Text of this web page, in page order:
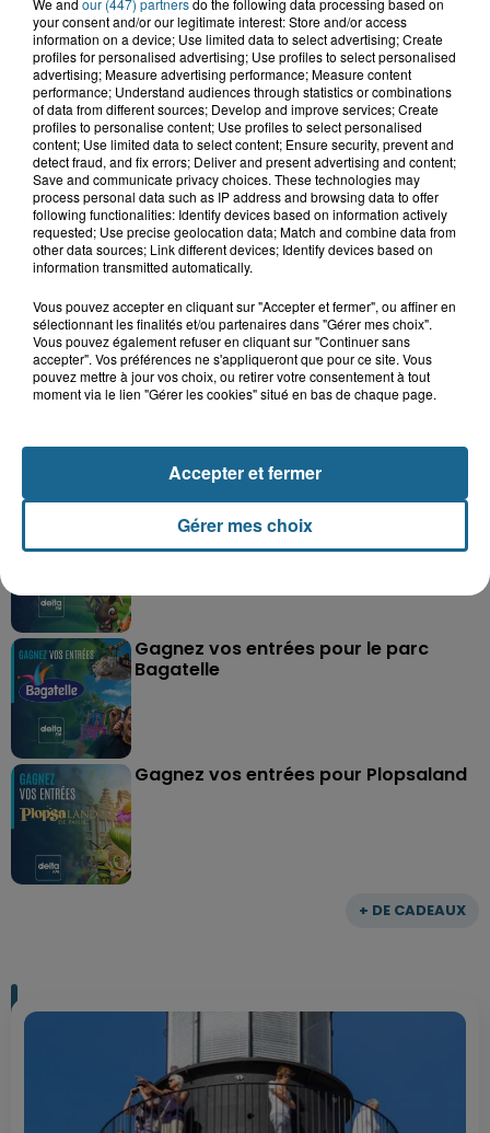
A GAGNER
+ DE CADEAUX
Grand jeu de l'été : les cabines de plages
Gagnez vos entrées pour Dennlys
Parc
Gagnez vos entrées pour le parc
Bagatelle
Gagnez vos entrées pour Plopsaland
your consent and/or our legitimate interest: Store and/or access
information on a device; Use limited data to select advertising; Create
profiles for personalised advertising; Use profiles to select personalised
advertising; Measure advertising performance; Measure content
performance; Understand audiences through statistics or combinations
of data from different sources; Develop and improve services; Create
profiles to personalise content; Use profiles to select personalised
content; Use limited data to select content; Ensure security, prevent and
detect fraud, and fix errors; Deliver and present advertising and content;
Save and communicate privacy choices. These technologies may
process personal data such as IP address and browsing data to offer
following functionalities: Identify devices based on information actively
requested; Use precise geolocation data; Match and combine data from
other data sources; Link different devices; Identify devices based on
information transmitted automatically.
Vous pouvez accepter en cliquant sur "Accepter et fermer", ou affiner en
sélectionnant les finalités et/ou partenaires dans "Gérer mes choix".
Vous pouvez également refuser en cliquant sur "Continuer sans
accepter". Vos préférences ne s'appliqueront que pour ce site. Vous
pouvez mettre à jour vos choix, ou retirer votre consentement à tout
moment via le lien "Gérer les cookies" situé en bas de chaque page.
Gérer mes choix
Accepter et fermer